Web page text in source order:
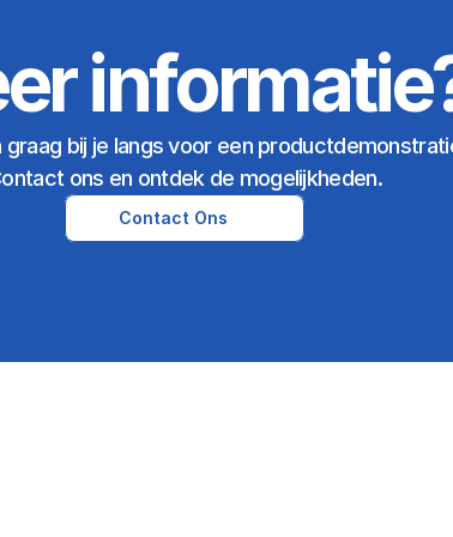
graag bij je langs voor een
ons en ontdek de mogelijkheden.
Contact Ons